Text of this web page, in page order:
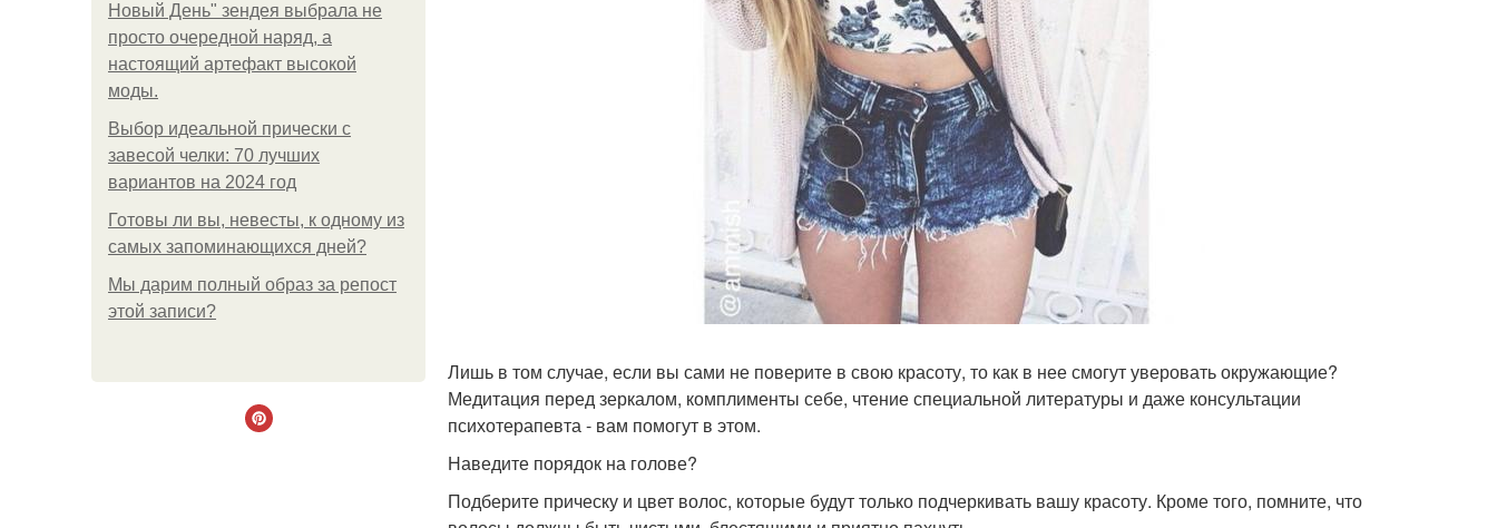
Новый День" зендея выбрала не
просто очередной наряд, а
настоящий артефакт высокой
моды.
Выбор идеальной прически с
завесой челки: 70 лучших
вариантов на 2024 год
Готовы ли вы, невесты, к одному из
самых запоминающихся дней?
Мы дарим полный образ за репост
этой записи?
Лишь в том случае, если вы сами не поверите в свою красоту, то как в нее смогут уверовать окружающие?
Медитация перед зеркалом, комплименты себе, чтение специальной литературы и даже консультации
психотерапевта - вам помогут в этом.
Наведите порядок на голове?
Подберите прическу и цвет волос, которые будут только подчеркивать вашу красоту. Кроме того, помните, что